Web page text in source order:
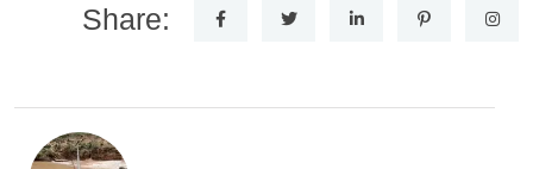
Share: